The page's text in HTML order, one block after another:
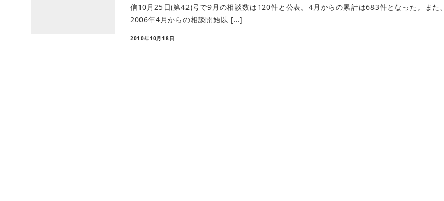
信10月25日(第42)号で9月の相談数は120件と公表。4月からの累計は683件となった。また、
2006年4月からの相談開始以 […]
2010年10月18日